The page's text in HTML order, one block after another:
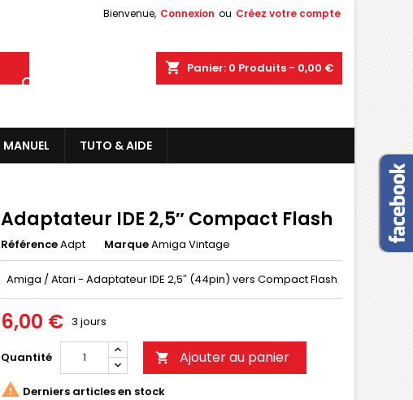
Bienvenue, Connexion ou Créez votre compte
shopping_cart Panier: 0 Produits - 0,00 €

MANUEL TUTO & AIDE
Adaptateur IDE 2,5″ Compact Flash
RéférenceAdpt MarqueAmiga Vintage
Amiga / Atari - Adaptateur IDE 2,5″ (44pin) vers Compact Flash
6,00 € 3 jours
Quantité  Ajouter au panier
 Derniers articles en stock